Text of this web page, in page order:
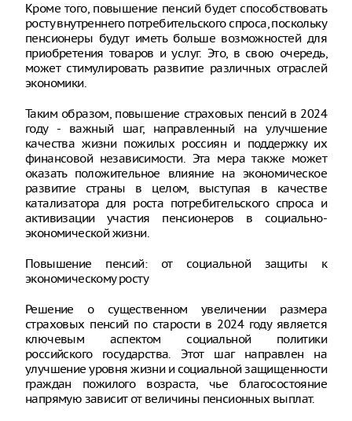
Кроме того, повышение пенсий будет способствовать
росту внутреннего потребительского спроса, поскольку
пенсионеры будут иметь больше возможностей для
приобретения товаров и услуг. Это, в свою очередь,
может стимулировать развитие различных отраслей
экономики.
Таким образом, повышение страховых пенсий в 2024
году - важный шаг, направленный на улучшение
качества жизни пожилых россиян и поддержку их
финансовой независимости. Эта мера также может
оказать положительное влияние на экономическое
развитие страны в целом, выступая в качестве
катализатора для роста потребительского спроса и
активизации участия пенсионеров в социально-
экономической жизни.
Повышение пенсий: от социальной защиты к
экономическому росту
Решение о существенном увеличении размера
страховых пенсий по старости в 2024 году является
ключевым аспектом социальной политики
российского государства. Этот шаг направлен на
улучшение уровня жизни и социальной защищенности
граждан пожилого возраста, чье благосостояние
напрямую зависит от величины пенсионных выплат.